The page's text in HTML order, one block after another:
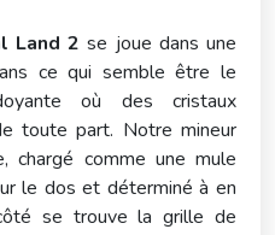
Land 2 se joue dans une
ce qui semble être le
où des cristaux
toute part. Notre mineur
chargé comme une mule
le dos et déterminé à en
se trouve la grille de